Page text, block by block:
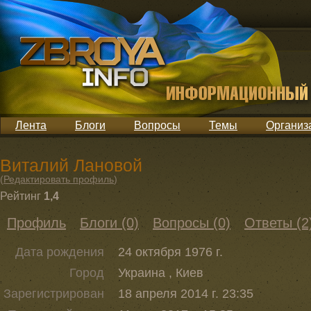
Лента Блоги Вопросы Темы
Виталий Лановой
(Редактировать профиль)
Рейтинг 1,4
Профиль Блоги (0) Вопросы (0) Ответы
Дата рождения
24 октября 1976 г.
Город
Украина , Киев
Зарегистрирован
18 апреля 2014 г. 23:35